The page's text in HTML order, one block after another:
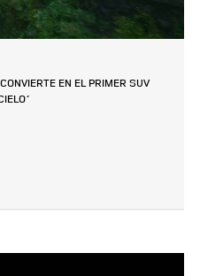
EN EL PRIMER SUV